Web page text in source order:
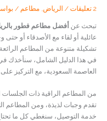
2 تعليقات / الرياض مطاعم /
تبحث عن أفضل مطاعم فطور
عائلية أو لقاء مع الأصدقاء أو
تشكيلة متنوعة من المطاعم
في هذا الدليل الشامل، سنأخذك
العاصمة السعودية، مع التركيز على
من المطاعم الراقية ذات الجلسات
تقدم وجبات لذيذة، ومن المطاعم
خدمة التوصيل، سنغطي كل ما